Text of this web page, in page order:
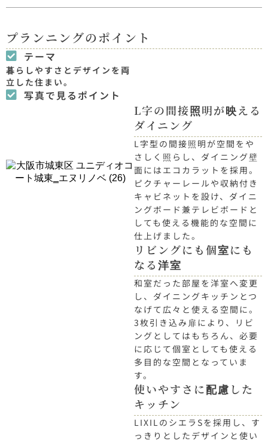
プランニングのポイント
テーマ
暮らしやすさとデザインを両
立した住まい。
写真で見るポイント
L字の間接照明が映える
ダイニング
L字型の間接照明が空間をや
さしく照らし、ダイニング壁
面にはエコカラットを採用。
ピクチャーレールや収納付き
キャビネットを設け、ダイニ
ングボード兼テレビボードと
しても使える機能的な空間に
仕上げました。
リビングにも個室にも
なる洋室
和室だった部屋を洋室へ変更
し、ダイニングキッチンとつ
なげて広々と使える空間に。
3枚引き込み扉により、リビ
ングとしてはもちろん、必要
に応じて個室としても使える
多目的な空間となっていま
す。
使いやすさに配慮した
キッチン
LIXILのシエラSを採用し、す
っきりとしたデザインと使い